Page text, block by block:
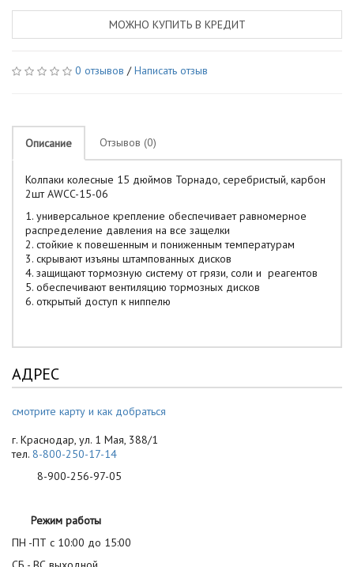
МОЖНО КУПИТЬ В КРЕДИТ
0 отзывов /Написать отзыв
Описание Отзывов (0)
Колпаки колесные 15 дюймов Торнадо, серебристый, карбон
2шт AWCC-15-06
1. универсальное крепление обеспечивает равномерное
распределение давления на все защелки
2. стойкие к повешенным и пониженным температурам
3. скрывают изъяны штампованных дисков
4. защищают тормозную систему от грязи, соли и реагентов
5. обеспечивают вентиляцию тормозных дисков
6. открытый доступ к ниппелю
АДРЕС
смотрите карту и как добраться
г. Краснодар, ул. 1 Мая, 388/1
тел. 8-800-250-17-14
8-900-256-97-05
Режим работы
ПН -ПТ с 10:00 до 15:00